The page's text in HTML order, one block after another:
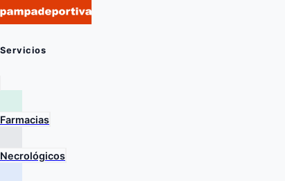
Servicios
Farmacias
Necrológicos